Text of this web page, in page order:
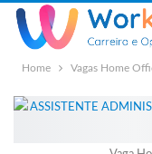
Home Vagas Home